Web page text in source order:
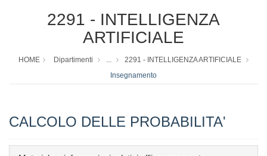
2291 - INTELLIGENZA
ARTIFICIALE
HOME Dipartimenti ...
2291 - INTELLIGENZA ARTIFICIALE
Insegnamento
CALCOLO DELLE PROBABILITA'